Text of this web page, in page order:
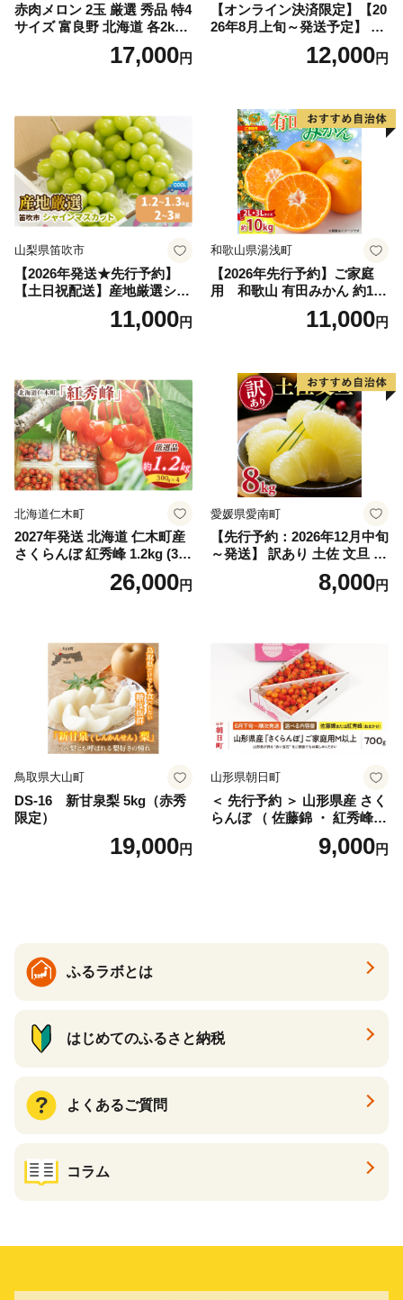
赤肉メロン 2玉 厳選 秀品 特4
サイズ 富良野 北海道 各2kg
～2.6kg 2玉 セット ファーム
富良野 メロン めろん 果物 く
17,000円
【オンライン決済限定】【20
26年8月上旬～発送予定】 先
行予約 「浅間水蜜桃プレミ
アム」 もも あかつき 秀品 約
果肉 長野県産 小諸市
12,000円
山梨県笛吹市
【2026年発送★先行予約】
【土日祝配送】産地厳選シャ
インマスカット1.2kg～1.3kg
（2房～3房）※沖縄・離島配
笛吹市 山梨県 フルーツ 果物
ぶどう 葡萄 大粒 シャインマ
スカット おすすめ シャイン
マスカット 贈答 ギフト 産地
笛吹市 シャインマスカット
笛吹 葡萄 国産 ぶどう 人気
国産 1.2kg 先行｜
11,000円
和歌山県湯浅町
【2026年先行予約】ご家庭
用 和歌山 有田みかん 約10k
g (2L、3Lサイズ)【湯浅町】
11,000円
北海道仁木町
2027年発送 北海道 仁木町産
さくらんぼ 紅秀峰 1.2kg (300
g×4パック) Lサイズ以上 旬
桜桃 産地直送 サクランボ チ
26,000円
愛媛県愛南町
【先行予約：2026年12月中旬
～発送】 訳あり 土佐 文旦 8k
g (Mサイズ以上サイズミック
ス) 8000円 わけあり ぶんた
産 農家直送 期間限定 特産品
サイズミックス くらもとフ
ァーム 愛南町 愛媛県
8,000円
鳥取県大山町
DS-16 新甘泉梨 5kg（赤秀
限定）
19,000円
山形県朝日町
＜ 先行予約 ＞ 山形県産 さく
らんぼ （ 佐藤錦 ・ 紅秀峰
） ご家庭用 M以上 700g 【20
26年6月下旬から7月上旬発
9,000円
ふるラボとは
はじめてのふるさと納税
よくあるご質問
コラム